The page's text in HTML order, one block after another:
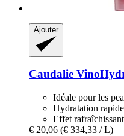
Ajouter
Caudalie
Idéale pour les
Hydratation rapide
Effet
€ 20,06 (€ 334,33 / L)